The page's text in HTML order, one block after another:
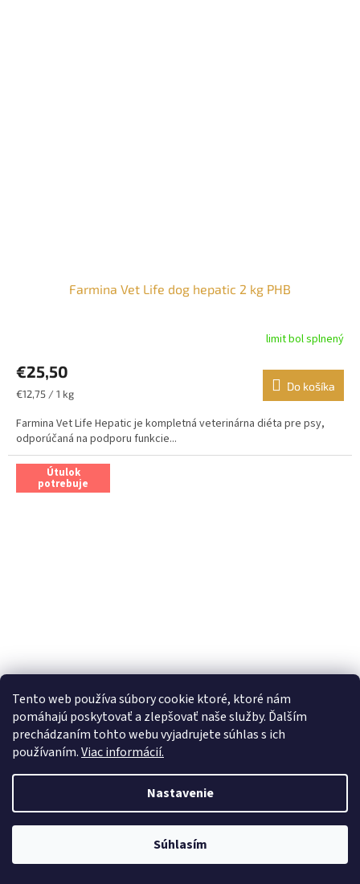
Tento web používa súbory cookie ktoré, ktoré nám
pomáhajú poskytovať a zlepšovať naše služby. Ďalším
prechádzaním tohto webu vyjadrujete súhlas s ich
používaním.Viac informácií.
Nastavenie
Súhlasím
Farmina Vet Life dog hepatic 2 kg PHB
limit bol splnený
€25,50
Jednotková
€12,75 / 1 kg
Do košíka
Farmina Vet Life Hepatic je kompletná veterinárna diéta pre psy,
odporúčaná na podporu funkcie...
Útulok
potrebuje
Farmina Vet Life dog hepatic konzerva 300 g PHB